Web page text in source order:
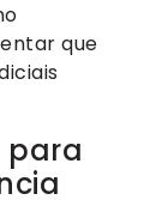
que
para